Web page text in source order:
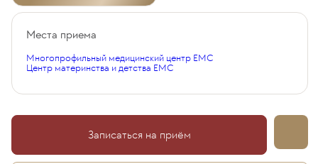
Места приема
Многопрофильный медицинский центр EMC
Центр материнства и детства EMC
Записаться на приём